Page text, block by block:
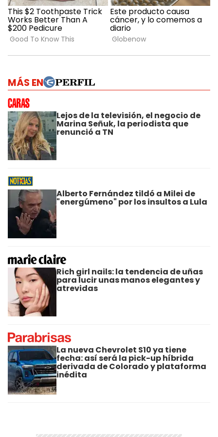
MÁS EN
Lejos de la televisión, el negocio de
Marina Señuk, la periodista que
renunció a TN
Alberto Fernández tildó a Milei de
"energúmeno" por los insultos a Lula
Rich girl nails: la tendencia de uñas
para lucir unas manos elegantes y
atrevidas
La nueva Chevrolet S10 ya tiene
fecha: así será la pick-up híbrida
derivada de Colorado y plataforma
inédita